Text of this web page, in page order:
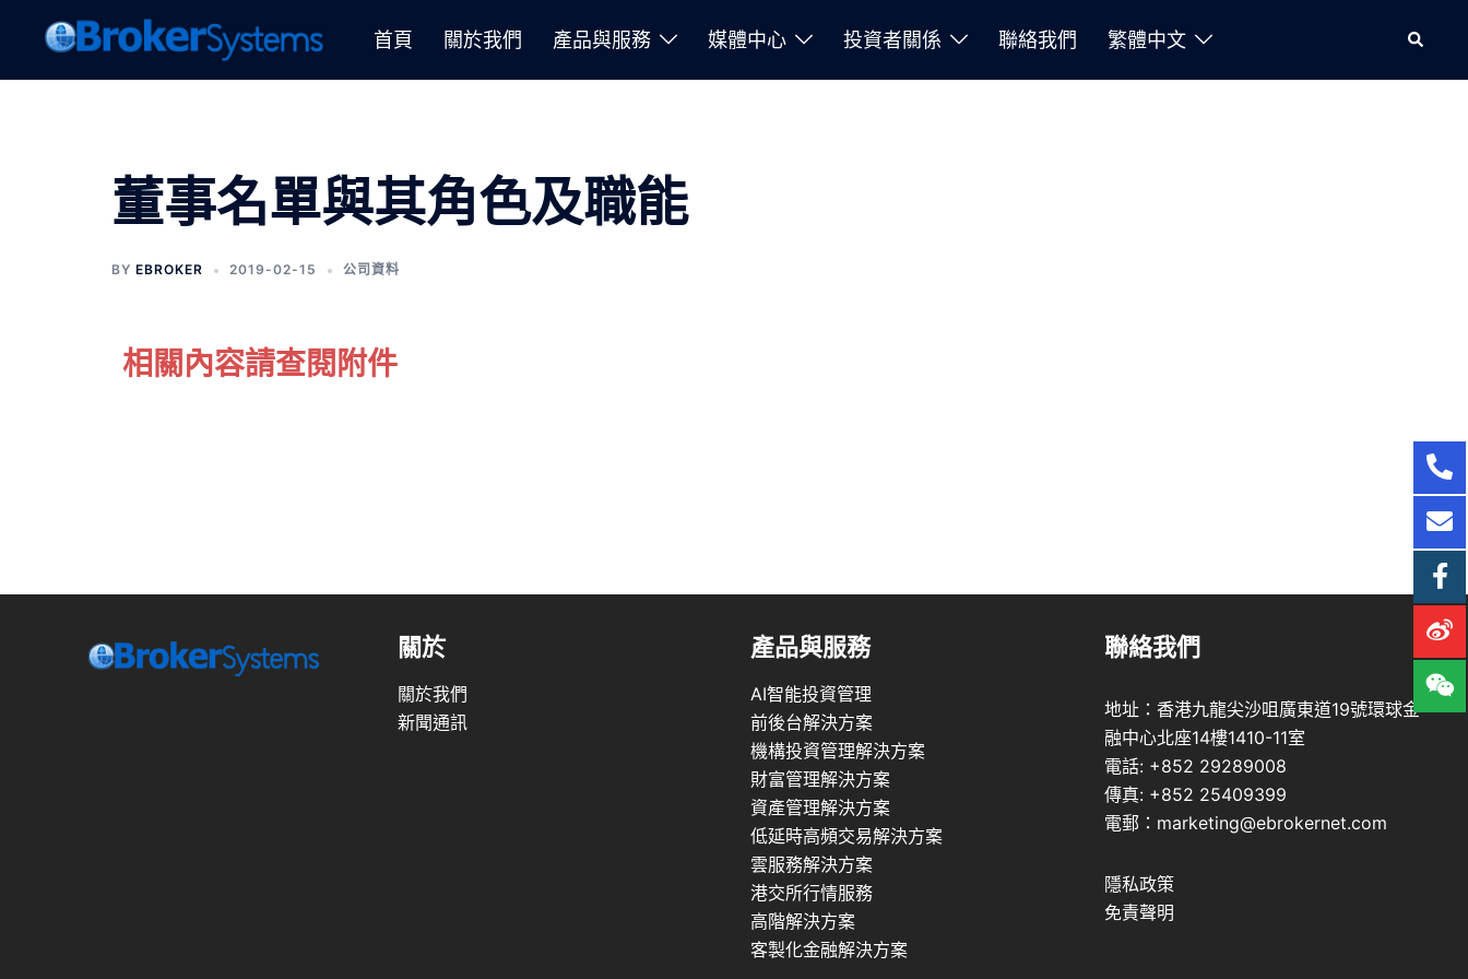
首頁 關於我們 產品與服務 媒體中心 投資者關係 聯絡我們 繁體中文
董事名單與其角色及職能
BY EBROKER 2019-02-15 公司資料
相關內容請查閱附件
關於
關於我們
新聞通訊
產品與服務
AI智能投資管理
前後台解決方案
機構投資管理解決方案
財富管理解決方案
資產管理解決方案
低延時高頻交易解決方案
雲服務解決方案
港交所行情服務
高階解決方案
客製化金融解決方案
聯絡我們
地址：香港九龍尖沙咀廣東道19號環球金
融中心北座14樓1410-11室
電話: +852 29289008
傳真: +852 25409399
電郵：marketing@ebrokernet.com
隱私政策
免責聲明